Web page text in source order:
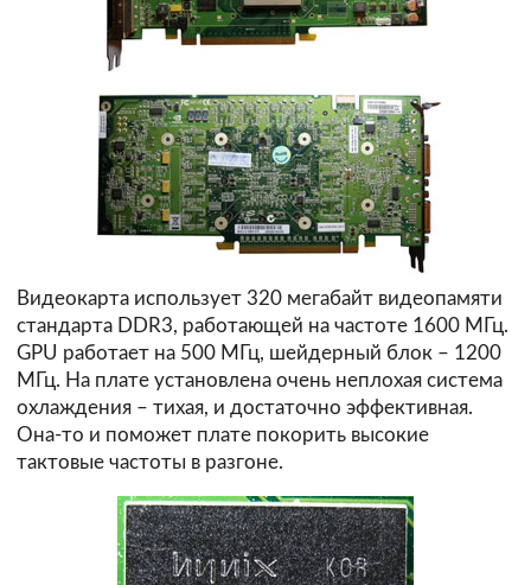
Видеокарта использует 320 мегабайт видеопамяти
стандарта DDR3, работающей на частоте 1600 МГц.
GPU работает на 500 МГц, шейдерный блок – 1200
МГц. На плате установлена очень неплохая система
охлаждения – тихая, и достаточно эффективная.
Она-то и поможет плате покорить высокие
тактовые частоты в разгоне.